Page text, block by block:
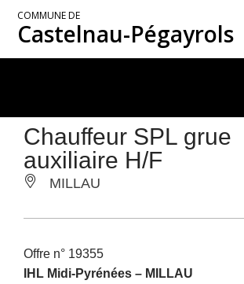
COMMUNE DE
Castelnau-Pégayrols
Chauffeur SPL grue
auxiliaire H/F
MILLAU
Offre n° 19355
IHL Midi-Pyrénées – MILLAU